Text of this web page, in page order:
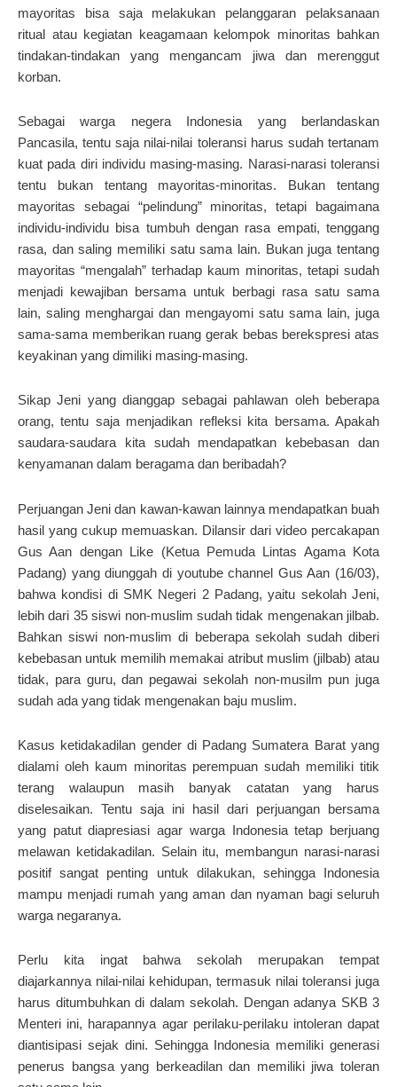
mayoritas bisa saja melakukan pelanggaran pelaksanaan
ritual atau kegiatan keagamaan kelompok minoritas bahkan
tindakan-tindakan yang mengancam jiwa dan merenggut
korban.
Sebagai warga negera Indonesia yang berlandaskan
Pancasila, tentu saja nilai-nilai toleransi harus sudah tertanam
kuat pada diri individu masing-masing. Narasi-narasi toleransi
tentu bukan tentang mayoritas-minoritas. Bukan tentang
mayoritas sebagai “pelindung” minoritas, tetapi bagaimana
individu-individu bisa tumbuh dengan rasa empati, tenggang
rasa, dan saling memiliki satu sama lain. Bukan juga tentang
mayoritas “mengalah” terhadap kaum minoritas, tetapi sudah
menjadi kewajiban bersama untuk berbagi rasa satu sama
lain, saling menghargai dan mengayomi satu sama lain, juga
sama-sama memberikan ruang gerak bebas berekspresi atas
keyakinan yang dimiliki masing-masing.
Sikap Jeni yang dianggap sebagai pahlawan oleh beberapa
orang, tentu saja menjadikan refleksi kita bersama. Apakah
saudara-saudara kita sudah mendapatkan kebebasan dan
kenyamanan dalam beragama dan beribadah?
Perjuangan Jeni dan kawan-kawan lainnya mendapatkan buah
hasil yang cukup memuaskan. Dilansir dari video percakapan
Gus Aan dengan Like (Ketua Pemuda Lintas Agama Kota
Padang) yang diunggah di youtube channel Gus Aan (16/03),
bahwa kondisi di SMK Negeri 2 Padang, yaitu sekolah Jeni,
lebih dari 35 siswi non-muslim sudah tidak mengenakan jilbab.
Bahkan siswi non-muslim di beberapa sekolah sudah diberi
kebebasan untuk memilih memakai atribut muslim (jilbab) atau
tidak, para guru, dan pegawai sekolah non-musilm pun juga
sudah ada yang tidak mengenakan baju muslim.
Kasus ketidakadilan gender di Padang Sumatera Barat yang
dialami oleh kaum minoritas perempuan sudah memiliki titik
terang walaupun masih banyak catatan yang harus
diselesaikan. Tentu saja ini hasil dari perjuangan bersama
yang patut diapresiasi agar warga Indonesia tetap berjuang
melawan ketidakadilan. Selain itu, membangun narasi-narasi
positif sangat penting untuk dilakukan, sehingga Indonesia
mampu menjadi rumah yang aman dan nyaman bagi seluruh
warga negaranya.
Perlu kita ingat bahwa sekolah merupakan tempat
diajarkannya nilai-nilai kehidupan, termasuk nilai toleransi juga
harus ditumbuhkan di dalam sekolah. Dengan adanya SKB 3
Menteri ini, harapannya agar perilaku-perilaku intoleran dapat
diantisipasi sejak dini. Sehingga Indonesia memiliki generasi
penerus bangsa yang berkeadilan dan memiliki jiwa toleran